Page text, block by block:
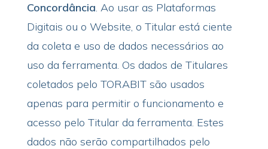
Concordância. Ao usar as Plataformas
Digitais ou o Website, o Titular está ciente
da coleta e uso de dados necessários ao
uso da ferramenta. Os dados de Titulares
coletados pelo TORABIT são usados
apenas para permitir o funcionamento e
acesso pelo Titular da ferramenta. Estes
dados não serão compartilhados pelo